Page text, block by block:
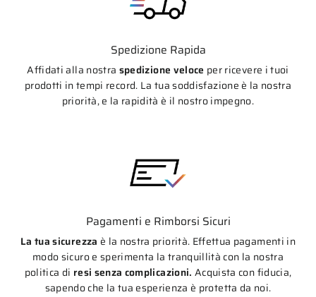
Spedizione Rapida
Affidati alla nostra spedizione veloce per ricevere i tuoi
prodotti in tempi record. La tua soddisfazione è la nostra
priorità, e la rapidità è il nostro impegno.
Pagamenti e Rimborsi Sicuri
La tua sicurezza è la nostra priorità. Effettua pagamenti in
modo sicuro e sperimenta la tranquillità con la nostra
politica di resi senza complicazioni. Acquista con fiducia,
sapendo che la tua esperienza è protetta da noi.